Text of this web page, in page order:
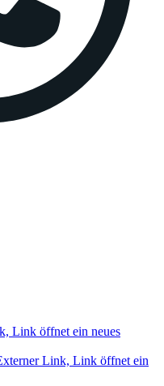
Link öffnet ein neues
Link, Link öffnet ein